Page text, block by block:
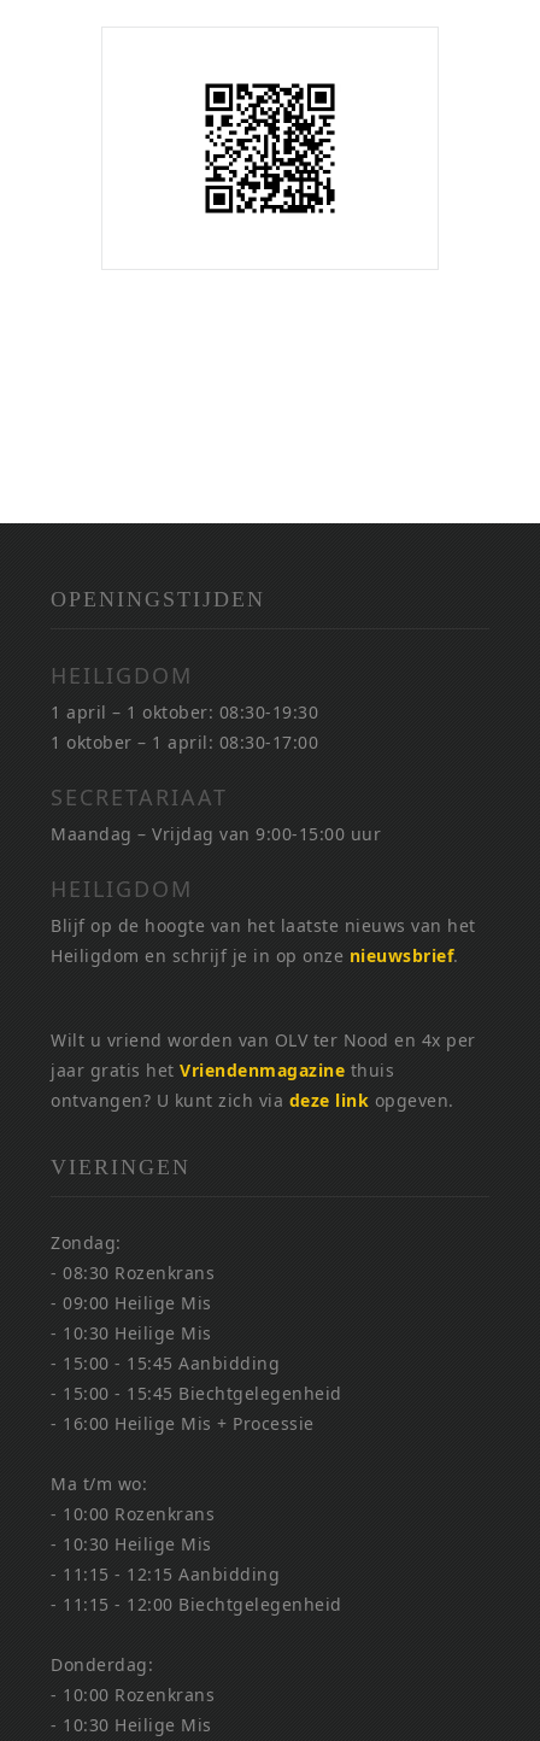
OPENINGSTIJDEN
HEILIGDOM
1 april – 1 oktober: 08:30-19:30
1 oktober – 1 april: 08:30-17:00
SECRETARIAAT
Maandag – Vrijdag van 9:00-15:00 uur
HEILIGDOM
Blijf op de hoogte van het laatste nieuws van het
Heiligdom en schrijf je in op onze nieuwsbrief.
Wilt u vriend worden van OLV ter Nood en 4x per
jaar gratis hetVriendenmagazine thuis
ontvangen? U kunt zich via deze link opgeven.
VIERINGEN
Zondag:
- 08:30 Rozenkrans
- 09:00 Heilige Mis
- 10:30 Heilige Mis
- 15:00 - 15:45 Aanbidding
- 15:00 - 15:45 Biechtgelegenheid
- 16:00 Heilige Mis + Processie
Ma t/m wo:
- 10:00 Rozenkrans
- 10:30 Heilige Mis
- 11:15 - 12:15 Aanbidding
- 11:15 - 12:00 Biechtgelegenheid
Donderdag:
- 10:00 Rozenkrans
- 10:30 Heilige Mis